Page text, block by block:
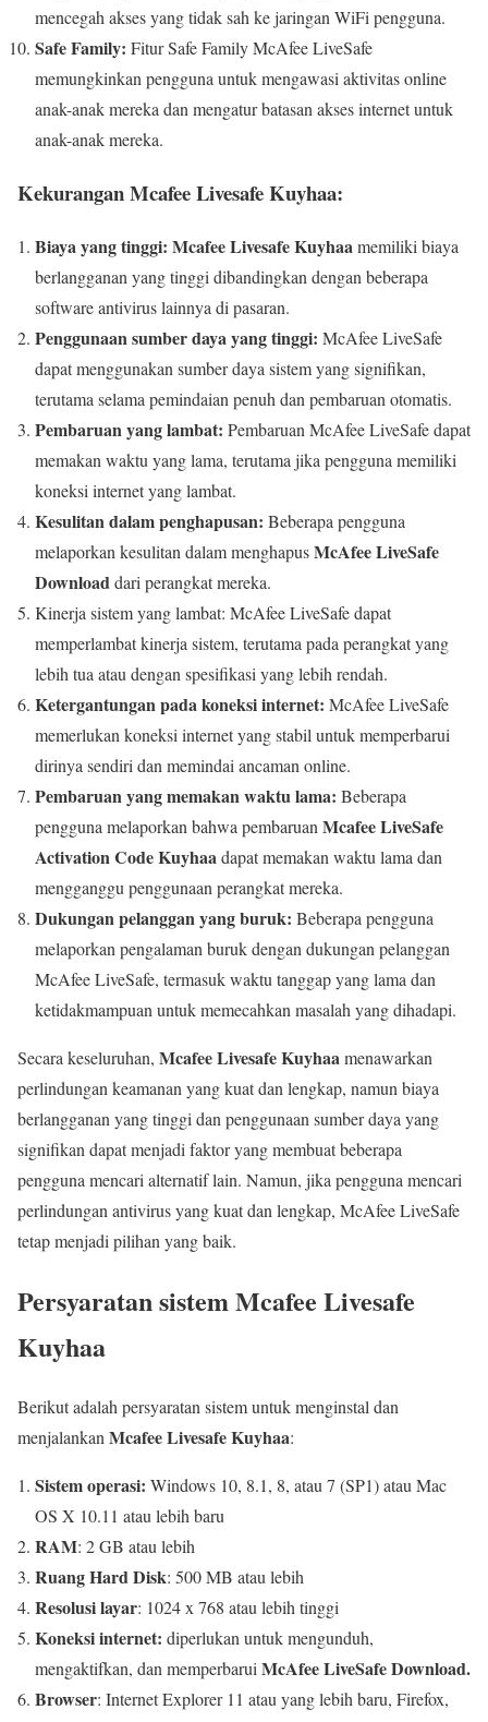
mencegah akses yang tidak sah ke jaringan WiFi pengguna.
Safe Family: Fitur Safe Family McAfee LiveSafe
memungkinkan pengguna untuk mengawasi aktivitas online
anak-anak mereka dan mengatur batasan akses internet untuk
anak-anak mereka.
Kekurangan Mcafee Livesafe Kuyhaa:
Biaya yang tinggi: Mcafee Livesafe Kuyhaamemiliki biaya
berlangganan yang tinggi dibandingkan dengan beberapa
software antivirus lainnya di pasaran.
Penggunaan sumber daya yang tinggi: McAfee LiveSafe
dapat menggunakan sumber daya sistem yang signifikan,
terutama selama pemindaian penuh dan pembaruan otomatis.
Pembaruan yang lambat: Pembaruan McAfee LiveSafe dapat
memakan waktu yang lama, terutama jika pengguna memiliki
koneksi internet yang lambat.
Kesulitan dalam penghapusan: Beberapa pengguna
melaporkan kesulitan dalam menghapusMcAfee LiveSafe
Downloaddari perangkat mereka.
Kinerja sistem yang lambat: McAfee LiveSafe dapat
memperlambat kinerja sistem, terutama pada perangkat yang
lebih tua atau dengan spesifikasi yang lebih rendah.
Ketergantungan pada koneksi internet: McAfee LiveSafe
memerlukan koneksi internet yang stabil untuk memperbarui
dirinya sendiri dan memindai ancaman online.
Pembaruan yang memakan waktu lama: Beberapa
pengguna melaporkan bahwa pembaruan Mcafee LiveSafe
Activation Code Kuyhaadapat memakan waktu lama dan
mengganggu penggunaan perangkat mereka.
Dukungan pelanggan yang buruk: Beberapa pengguna
melaporkan pengalaman buruk dengan dukungan pelanggan
McAfee LiveSafe, termasuk waktu tanggap yang lama dan
ketidakmampuan untuk memecahkan masalah yang dihadapi.
Secara keseluruhan, Mcafee Livesafe Kuyhaamenawarkan
perlindungan keamanan yang kuat dan lengkap, namun biaya
berlangganan yang tinggi dan penggunaan sumber daya yang
signifikan dapat menjadi faktor yang membuat beberapa
pengguna mencari alternatif lain. Namun, jika pengguna mencari
perlindungan antivirus yang kuat dan lengkap, McAfee LiveSafe
tetap menjadi pilihan yang baik.
Persyaratan sistem Mcafee Livesafe
Kuyhaa
Berikut adalah persyaratan sistem untuk menginstal dan
menjalankan Mcafee Livesafe Kuyhaa:
Sistem operasi: Windows 10, 8.1, 8, atau 7 (SP1) atau Mac
OS X 10.11 atau lebih baru
RAM: 2 GB atau lebih
Ruang Hard Disk: 500 MB atau lebih
Resolusi layar: 1024 x 768 atau lebih tinggi
Koneksi internet: diperlukan untuk mengunduh,
mengaktifkan, dan memperbarui McAfee LiveSafe Download.
Browser: Internet Explorer 11 atau yang lebih baru, Firefox,